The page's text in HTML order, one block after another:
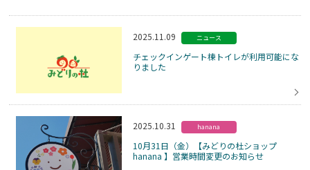
2025.11.09 ニュース
チェックインゲート棟トイレが利用可能にな
りました
2025.10.31 hanana
10月31日（金）【みどりの杜ショップ
hanana 】営業時間変更のお知らせ